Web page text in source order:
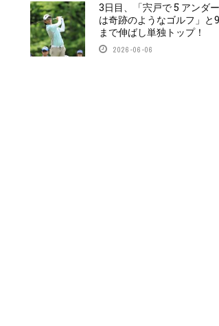
3日目、「宍戸で 5 アンダ
は奇跡のようなゴルフ」と
まで伸ばし単独トップ！
2026-06-06